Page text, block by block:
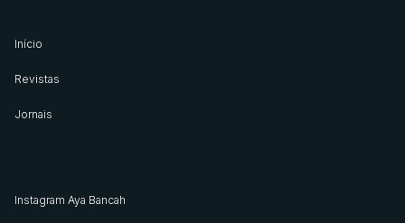
Início
Revistas
Jornais
Instagram Aya Bancah